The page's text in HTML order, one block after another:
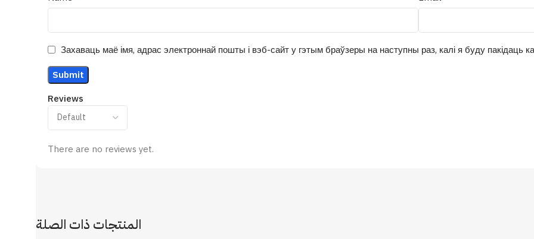
Reviews
There are no reviews yet.
Захаваць маё імя, адрас электроннай пошты і вэб-сайт у гэтым браўзеры на наступны раз, калі я буду пакідаць
المنتجات ذات الصلة